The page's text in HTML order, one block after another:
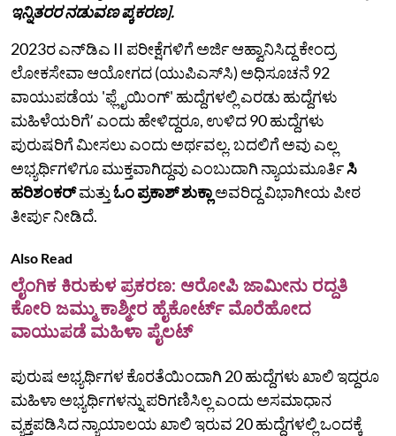
ಇನ್ನಿತರರ ನಡುವಣ ಪ್ಕಕರಣ].
2023ರ ಎನ್‌ಡಿಎ II ಪರೀಕ್ಷೆಗಳಿಗೆ ಅರ್ಜಿ ಆಹ್ವಾನಿಸಿದ್ದ ಕೇಂದ್ರ
ಲೋಕಸೇವಾ ಆಯೋಗದ (ಯುಪಿಎಸ್‌ಸಿ) ಅಧಿಸೂಚನೆ 92
ವಾಯುಪಡೆಯ 'ಫ್ಲೈಯಿಂಗ್' ಹುದ್ದೆಗಳಲ್ಲಿ ಎರಡು ಹುದ್ದೆಗಳು
ಮಹಿಳೆಯರಿಗೆʼ ಎಂದು ಹೇಳಿದ್ದರೂ, ಉಳಿದ 90 ಹುದ್ದೆಗಳು
ಪುರುಷರಿಗೆ ಮೀಸಲು ಎಂದು ಅರ್ಥವಲ್ಲ. ಬದಲಿಗೆ ಅವು ಎಲ್ಲ
ಅಭ್ಯರ್ಥಿಗಳಿಗೂ ಮುಕ್ತವಾಗಿದ್ದವು ಎಂಬುದಾಗಿ ನ್ಯಾಯಮೂರ್ತಿಸಿ
ಹರಿಶಂಕರ್ಮತ್ತುಓಂ ಪ್ರಕಾಶ್ ಶುಕ್ಲಾಅವರಿದ್ದ ವಿಭಾಗೀಯ ಪೀಠ
ತೀರ್ಪು ನೀಡಿದೆ.
Also Read
ಲೈಂಗಿಕ ಕಿರುಕುಳ ಪ್ರಕರಣ: ಆರೋಪಿ ಜಾಮೀನು ರದ್ದತಿ
ಕೋರಿ ಜಮ್ಮು ಕಾಶ್ಮೀರ ಹೈಕೋರ್ಟ್ ಮೊರೆಹೋದ
ವಾಯುಪಡೆ ಮಹಿಳಾ ಪೈಲಟ್
ಪುರುಷ ಅಭ್ಯರ್ಥಿಗಳ ಕೊರತೆಯಿಂದಾಗಿ 20 ಹುದ್ದೆಗಳು ಖಾಲಿ ಇದ್ದರೂ
ಮಹಿಳಾ ಅಭ್ಯರ್ಥಿಗಳನ್ನು ಪರಿಗಣಿಸಿಲ್ಲ ಎಂದು ಅಸಮಾಧಾನ
ವ್ಯಕ್ತಪಡಿಸಿದ ನ್ಯಾಯಾಲಯ ಖಾಲಿ ಇರುವ 20 ಹುದ್ದೆಗಳಲ್ಲಿ ಒಂದಕ್ಕೆ